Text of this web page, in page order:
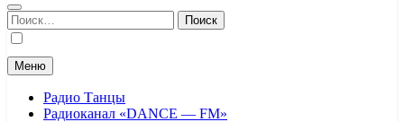
Найти:
Меню
Радио Танцы
Радиоканал «DANCE — FM»